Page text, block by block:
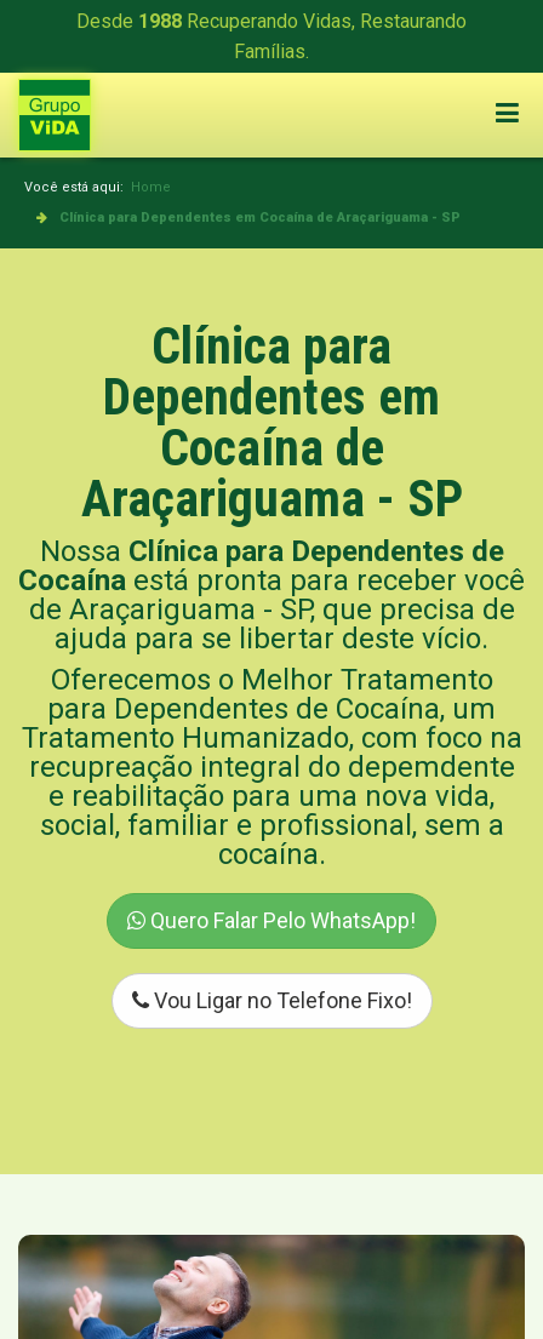
Desde 1988 Recuperando Vidas, Restaurando
Famílias.
Você está aqui: Home
Clínica para Dependentes em Cocaína de Araçariguama - SP
Clínica para
Dependentes em
Cocaína de
Araçariguama - SP
Nossa Clínica para Dependentes de
Cocaína está pronta para receber você
de Araçariguama - SP, que precisa de
ajuda para se libertar deste vício.
Oferecemos o Melhor Tratamento
para Dependentes de Cocaína, um
Tratamento Humanizado, com foco na
recupreação integral do depemdente
e reabilitação para uma nova vida,
social, familiar e profissional, sem a
cocaína.
Quero Falar Pelo WhatsApp!
Vou Ligar no Telefone Fixo!